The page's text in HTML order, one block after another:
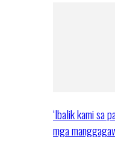
‘Ibalik kami sa
mga